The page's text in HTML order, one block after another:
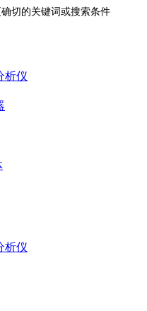
确切的关键词或搜索条件
析仪
析仪